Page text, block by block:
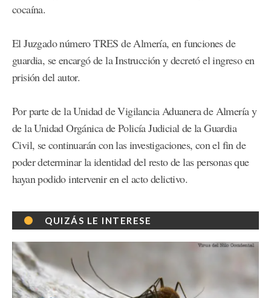
cocaína.
El Juzgado número TRES de Almería, en funciones de
guardia, se encargó de la Instrucción y decretó el ingreso en
prisión del autor.
Por parte de la Unidad de Vigilancia Aduanera de Almería y
de la Unidad Orgánica de Policía Judicial de la Guardia
Civil, se continuarán con las investigaciones, con el fin de
poder determinar la identidad del resto de las personas que
hayan podido intervenir en el acto delictivo.
QUIZÁS LE INTERESE